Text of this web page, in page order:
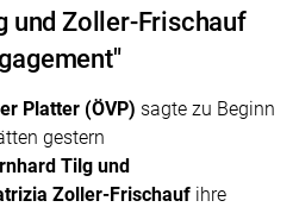
und Zoller-Frischauf
Platter (ÖVP) sagte zu Beginn
gestern
Tilg und
Zoller-Frischauf ihre